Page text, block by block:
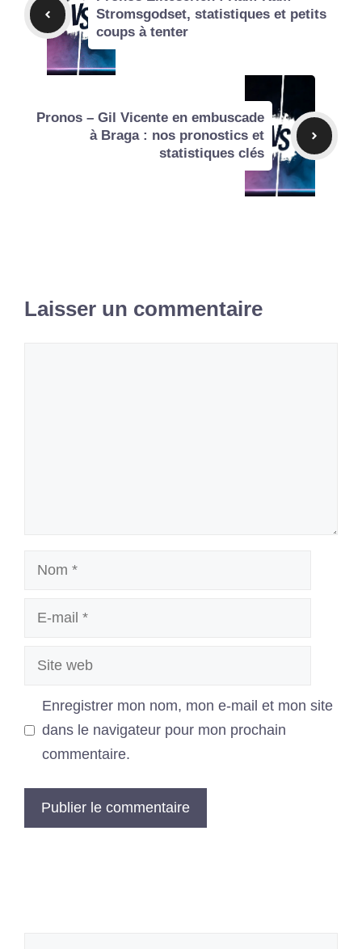
Stromsgodset, statistiques et petits
coups à tenter
Pronos – Gil Vicente en embuscade
à Braga : nos pronostics et
statistiques clés
Laisser un commentaire
Nom
Site
Enregistrer mon nom, mon e-mail et mon site
dans le navigateur pour mon prochain
commentaire.